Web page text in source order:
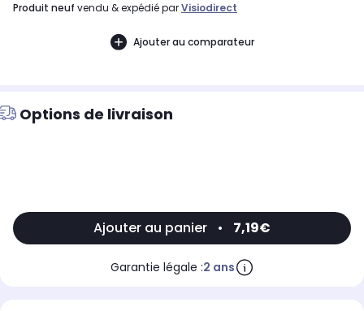
produit neuf vendu & expédié parVisiodirect
Ajouter au comparateur
Options de livraison
Ajouter au panier • 7,19€
Garantie légale :2 ans